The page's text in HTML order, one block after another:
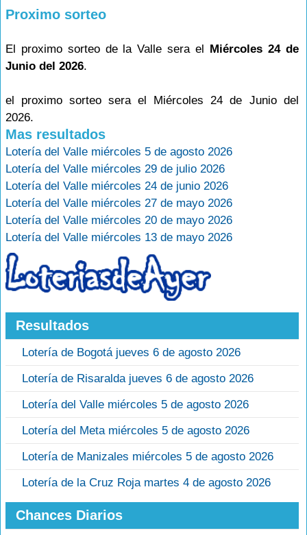
Proximo sorteo
El proximo sorteo de la Valle sera el Miércoles 24 de
Junio del 2026.
el proximo sorteo sera el Miércoles 24 de Junio del
2026.
Mas resultados
Lotería del Valle miércoles 5 de agosto 2026
Lotería del Valle miércoles 29 de julio 2026
Lotería del Valle miércoles 24 de junio 2026
Lotería del Valle miércoles 27 de mayo 2026
Lotería del Valle miércoles 20 de mayo 2026
Lotería del Valle miércoles 13 de mayo 2026
Resultados
Lotería de Bogotá jueves 6 de agosto 2026
Lotería de Risaralda jueves 6 de agosto 2026
Lotería del Valle miércoles 5 de agosto 2026
Lotería del Meta miércoles 5 de agosto 2026
Lotería de Manizales miércoles 5 de agosto 2026
Lotería de la Cruz Roja martes 4 de agosto 2026
Chances Diarios